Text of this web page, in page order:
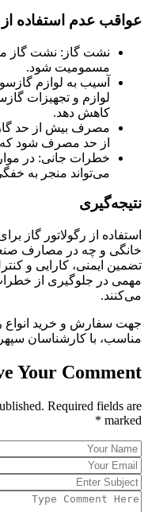
عواقب عدم استفاده از
نشت گاز: نشت گاز
مسمومیت شود.
آسیب به لوازم
لوازم و تجهیزات
کاهش دهد.
مصرف بیش از حد
از حد مصرف شود که
خطرات جانی: در
می‌تواند منجر به
نتیجه‌گیری
استفاده از رگولاتور
خانگی و چه در مصارف
تضمین ایمنی، کارایی و
مهمی در جلوگیری از
می‌کنند.
جهت سفارش و خرید انواع
مناسب، با کارشناسان
Your Comment
Required fields are
marked
*